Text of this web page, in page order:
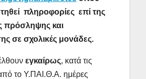
πληροφορίες επί της
πρόσληψης και
σε σχολικές μονάδες.
εγκαίρως, κατά τις
το Υ.ΠΑΙ.Θ.Α. ημέρες